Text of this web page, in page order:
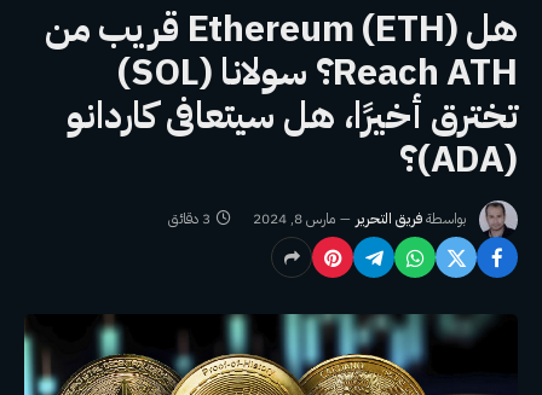
هل Ethereum (ETH) قريب من
Reach ATH؟ سولانا (SOL)
تخترق أخيرًا، هل سيتعافى كاردانو
(ADA)؟
بواسطةفريق التحرير مارس 8, 2024 3 دقائق